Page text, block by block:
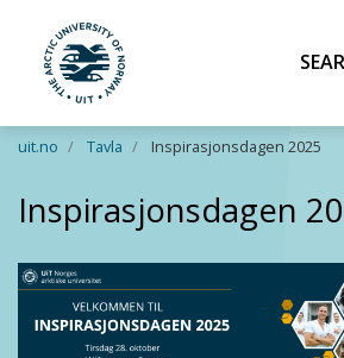
Skip to main content
UiT The Arctic University
uit.no Tavla Inspirasjonsdagen 2025
Inspirasjonsdagen